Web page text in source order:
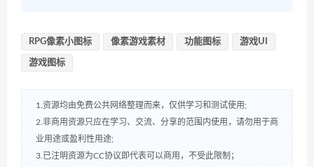
RPG像素小图标 像素游戏素材 功能图标 游戏UI
游戏图标
1.资源均由免费公共网络整理而来，仅供学习和测试使用;
2.非商用资源只应在学习、交流、分享的范围内使用，请勿用于商
业用途或盈利性用途;
3.已注明资源为CC协议即代表可以商用，不受此限制；